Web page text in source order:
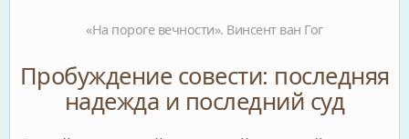
«На пороге вечности». Винсент ван Гог
Пробуждение совести: последняя
надежда и последний суд